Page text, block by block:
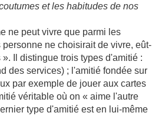
et les habitudes de nos
ne peut vivre que parmi les
personne ne choisirait de vivre, eût-
Il distingue trois types d'amitié :
des services) ; l'amitié fondée sur
par exemple de jouer aux cartes
véritable où on « aime l'autre
type d'amitié est en lui-même